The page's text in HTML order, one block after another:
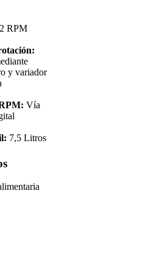
RPM
y variador
Vía
7,5 Litros